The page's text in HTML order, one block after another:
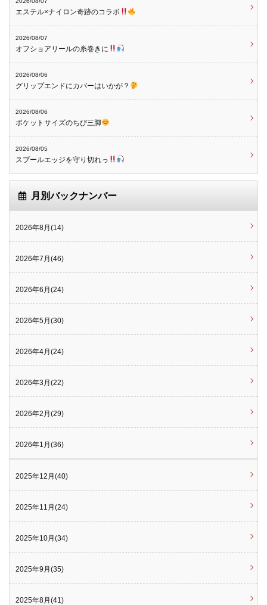
エステル×ナイロン奇跡のコラボ
2026/08/07
オフショアリールの糸巻きに
2026/08/06
グリップエンドにカバーはいかが？
2026/08/06
ポケットサイズのちび三脚
2026/08/05
スプールエッジを守り切れっ
月別バックナンバー
2026年8月(14)
2026年7月(46)
2026年6月(24)
2026年5月(30)
2026年4月(24)
2026年3月(22)
2026年2月(29)
2026年1月(36)
2025年12月(40)
2025年11月(24)
2025年10月(34)
2025年9月(35)
2025年8月(41)